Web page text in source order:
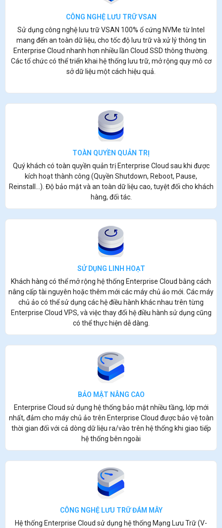
CÔNG NGHỆ LƯU TRỮ VSAN
Sử dụng công nghệ lưu trữ VSAN 100% ổ cứng NVMe từ Intel
mang đến an toàn dữ liệu, cho tốc độ lưu trữ và xử lý thông tin
Enterprise Cloud nhanh hơn nhiều lần Cloud SSD thông thường.
Các tổ chức có thể triển khai hệ thống lưu trữ, mở rộng quy mô cơ
sở dữ liệu một cách hiệu quả.
TOÀN QUYỀN QUẢN TRỊ
Quý khách có toàn quyền quản trị Enterprise Cloud sau khi được
kích hoạt thành công (Quyền Shutdown, Reboot, Pause,
Reinstall...). Độ bảo mật và an toàn dữ liệu cao, tuyệt đối cho khách
hàng, đối tác.
SỬ DỤNG LINH HOẠT
Khách hàng có thể mở rộng hệ thống Enterprise Cloud bằng cách
nâng cấp tài nguyên hoặc thêm mới các máy chủ ảo mới. Các máy
chủ ảo có thể sử dụng các hệ điều hành khác nhau trên từng
Enterprise Cloud VPS, và việc thay đổi hệ điều hành sử dụng cũng
có thể thực hiện dễ dàng.
BẢO MẬT NÂNG CAO
Enterprise Cloud sử dụng hệ thống bảo mật nhiều tầng, lớp mới
nhất, đảm cho máy chủ ảo trên Enterprise Cloud được bảo vệ toàn
thời gian đối với cả dòng dữ liệu ra/vào trên hệ thống khi giao tiếp
hệ thống bên ngoài
CÔNG NGHỆ LƯU TRỮ ĐÁM MÂY
Hệ thống Enterprise Cloud sử dụng hệ thống Mạng Lưu Trữ (V-